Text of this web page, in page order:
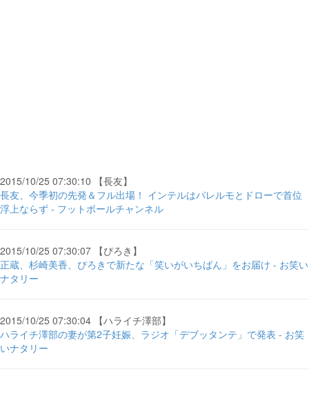
2015/10/25 07:30:10 【長友】
長友、今季初の先発＆フル出場！ インテルはパレルモとドローで首位
浮上ならず - フットボールチャンネル
2015/10/25 07:30:07 【ぴろき】
正蔵、杉崎美香、ぴろきで新たな「笑いがいちばん」をお届け - お笑い
ナタリー
2015/10/25 07:30:04 【ハライチ澤部】
ハライチ澤部の妻が第2子妊娠、ラジオ「デブッタンテ」で発表 - お笑
いナタリー